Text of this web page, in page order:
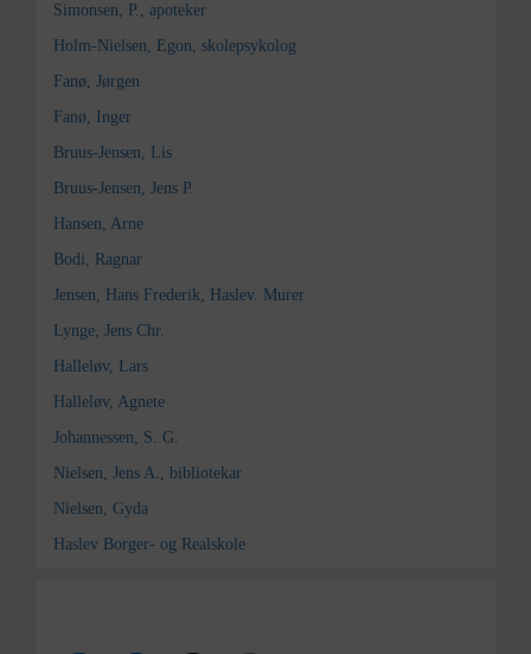
Simonsen, P., apoteker
Holm-Nielsen, Egon, skolepsykolog
Fanø, Jørgen
Fanø, Inger
Bruus-Jensen, Lis
Bruus-Jensen, Jens P.
Hansen, Arne
Bodi, Ragnar
Jensen, Hans Frederik, Haslev. Murer
Lynge, Jens Chr.
Halleløv, Lars
Halleløv, Agnete
Johannessen, S. G.
Nielsen, Jens A., bibliotekar
Nielsen, Gyda
Haslev Borger- og Realskole